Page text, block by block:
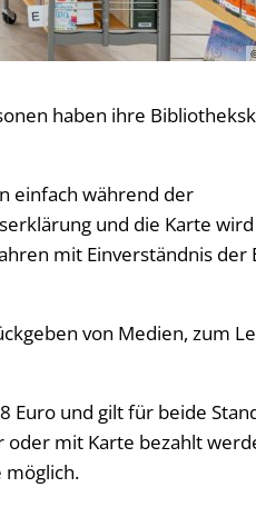
haben ihre
einfach während der
und die Karte wird
mit Einverständnis der
von Medien, zum
Euro und gilt für beide
oder mit Karte bezahlt
möglich.